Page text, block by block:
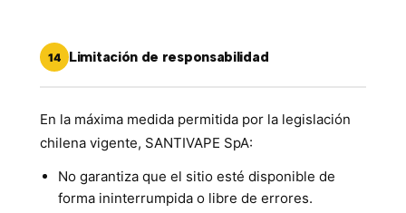
14 Limitación de responsabilidad
En la máxima medida permitida por la legislación
chilena vigente, SANTIVAPE SpA:
No garantiza que el sitio esté disponible de
forma ininterrumpida o libre de errores.